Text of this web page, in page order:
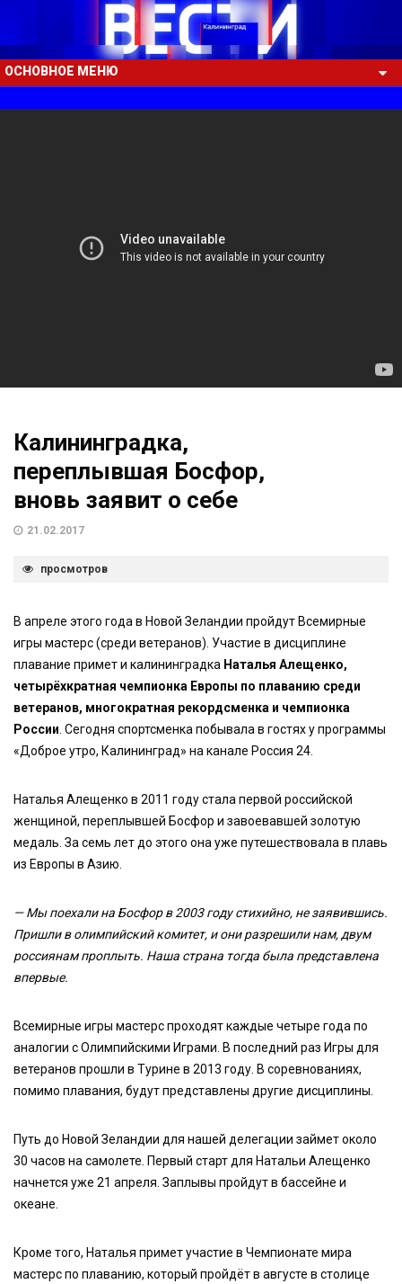
ОСНОВНОЕ МЕНЮ
Калининградка,
переплывшая Босфор,
вновь заявит о себе
21.02.2017
просмотров
В апреле этого года в Новой Зеландии пройдут Всемирные
игры мастерс (среди ветеранов). Участие в дисциплине
плавание примет и калининградка Наталья Алещенко,
четырёхкратная чемпионка Европы по плаванию среди
ветеранов, многократная рекордсменка и чемпионка
России . Сегодня спортсменка побывала в гостях у программы
«Доброе утро, Калининград» на канале Россия 24.
Наталья Алещенко в 2011 году стала первой российской
женщиной, переплывшей Босфор и завоевавшей золотую
медаль. За семь лет до этого она уже путешествовала в плавь
из Европы в Азию.
— Мы поехали на Босфор в 2003 году стихийно, не заявившись.
Пришли в олимпийский комитет, и они разрешили нам, двум
россиянам проплыть. Наша страна тогда была представлена
впервые.
Всемирные игры мастерс проходят каждые четыре года по
аналогии с Олимпийскими Играми. В последний раз Игры для
ветеранов прошли в Турине в 2013 году. В соревнованиях,
помимо плавания, будут представлены другие дисциплины.
Путь до Новой Зеландии для нашей делегации займет около
30 часов на самолете. Первый старт для Натальи Алещенко
начнется уже 21 апреля. Заплывы пройдут в бассейне и
океане.
Кроме того, Наталья примет участие в Чемпионате мира
мастерс по плаванию, который пройдёт в августе в столице